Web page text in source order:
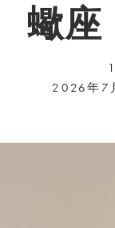
蠍座
2026年7